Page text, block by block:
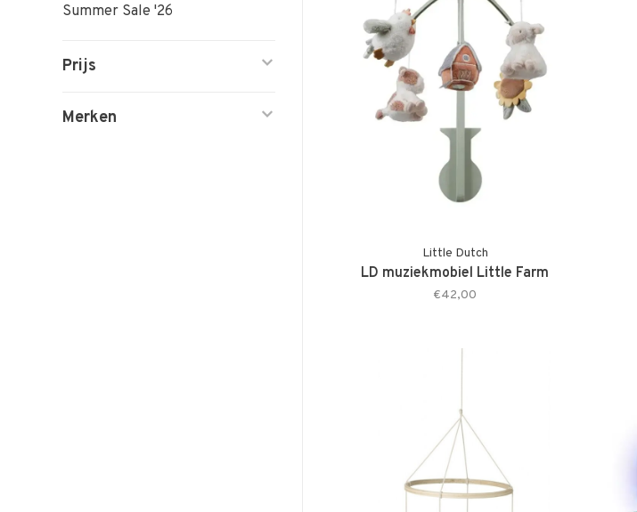
Summer Sale '26
Prijs
Merken
Little Dutch
LD muziekmobiel Little Farm
€42,00